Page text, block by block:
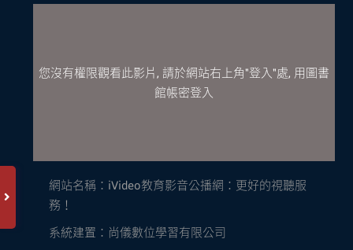
您沒有權限觀看此影片, 請於網站右上角"登入"處, 用圖書
館帳密登入
網站名稱： iVideo教育影音公播網：更好的視聽服
務！
系統建置：尚儀數位學習有限公司